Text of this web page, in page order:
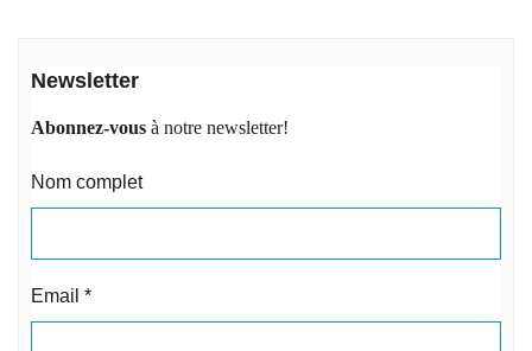
Newsletter
Abonnez-vous à notre newsletter!
Nom complet
Email *